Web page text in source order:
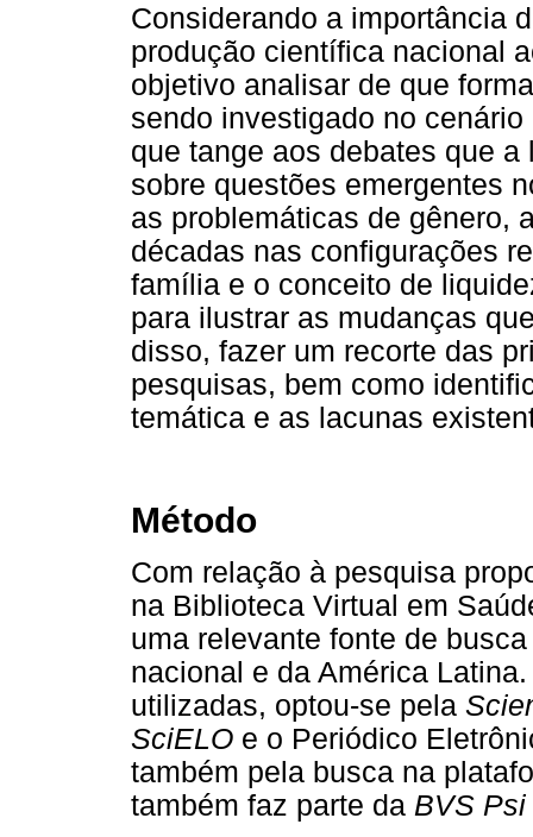
Considerando a importância
produção científica nacional
objetivo analisar de que
sendo investigado no
que tange aos debates que
sobre questões emergentes
as problemáticas de gênero,
décadas nas configurações
família e o conceito de
para ilustrar as mudanças
disso, fazer um recorte das
pesquisas, bem como
temática e as lacunas
Método
Com relação à pesquisa
na Biblioteca Virtual em
uma relevante fonte de
nacional e da América
utilizadas, optou-se pela
SciELO e o Periódico
também pela busca na
também faz parte da BVS Psi